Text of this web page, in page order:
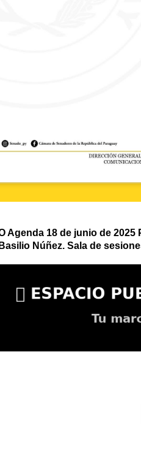
Agenda 18 de junio de
Núñez. Sala de